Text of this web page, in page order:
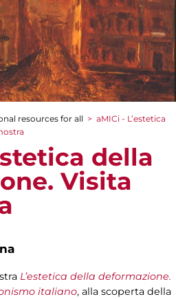
resources for all > aMICi - L’estetica
della
Visita
L’estetica della deformazione.
italiano, alla scoperta della